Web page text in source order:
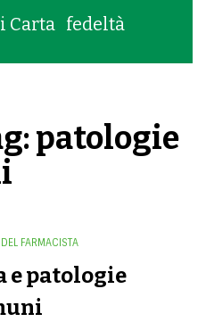
Carta fedeltà
patologie
FARMACISTA
e patologie